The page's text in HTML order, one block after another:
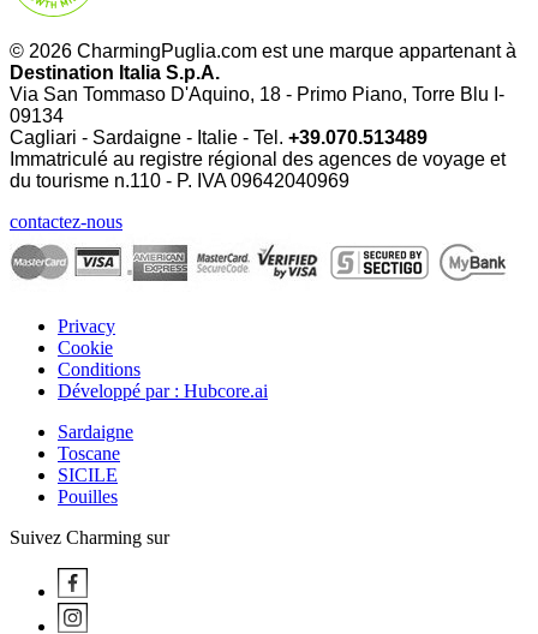
© 2026 CharmingPuglia.com est une marque appartenant à
Destination Italia S.p.A.
Via San Tommaso D'Aquino, 18 - Primo Piano, Torre Blu I-
09134
Cagliari - Sardaigne - Italie - Tel. +39.070.513489
Immatriculé au registre régional des agences de voyage et
du tourisme n.110 - P. IVA09642040969
contactez-nous
Privacy
Cookie
Conditions
Développé par : Hubcore.ai
Sardaigne
Toscane
SICILE
Pouilles
Suivez Charming sur